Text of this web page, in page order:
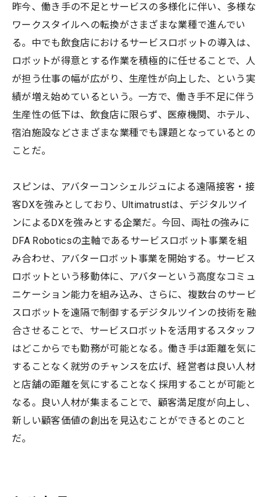
昨今、働き⼿の不⾜とサービスの多様化に伴い、多様な
ワークスタイルへの転換がさまざまな業種で進んでい
る。中でも飲⾷店におけるサービスロボットの導⼊は、
ロボットが得意とする作業を積極的に任せることで、⼈
が担う仕事の幅が広がり、⽣産性が向上した、という実
績が増え始めているという。一方で、働き⼿不⾜に伴う
⽣産性の低下は、飲⾷店に限らず、医療機関、ホテル、
宿泊施設などさまざまな業種でも課題となっているとの
ことだ。
スピンは、アバターコンシェルジュによる遠隔接客・接
客DXを強みとしており、Ultimatrustは、デジタルツイ
ンによるDXを強みとする企業だ。今回、両社の強みに
DFA Roboticsの主軸であるサービスロボット事業を組
み合わせ、アバターロボット事業を開始する。サービス
ロボットという移動体に、アバターという⾼度なコミュ
ニケーション能⼒を組み込み、さらに、複数台のサービ
スロボットを遠隔で制御するデジタルツインの技術を融
合させることで、サービスロボットを活用するスタッフ
はどこからでも勤務が可能となる。働き手は距離を気に
することなく就労のチャンスを広げ、経営者は良い⼈材
と店舗の距離を気にすることなく採用することが可能と
なる。良い人材が集まることで、顧客満足度が向上し、
新しい顧客価値の創出を見込むことができるとのこと
だ。